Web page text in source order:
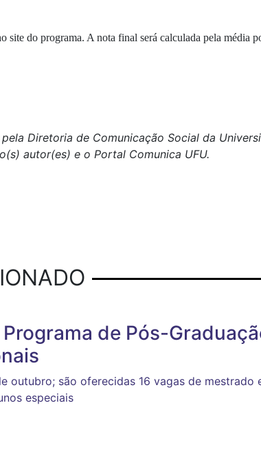
site do programa. A nota final será calculada pela média
Diretoria de Comunicação Social da
autor(es) e o Portal Comunica UFU.
de Pós-
outubro; são oferecidas 16 vagas de mestrado
especiais